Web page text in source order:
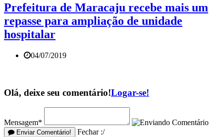
Prefeitura de Maracaju recebe mais um
repasse para ampliação de unidade
hospitalar
04/07/2019
Olá, deixe seu comentário!Logar-se!
Mensagem*
Enviar Comentário! Fechar :/